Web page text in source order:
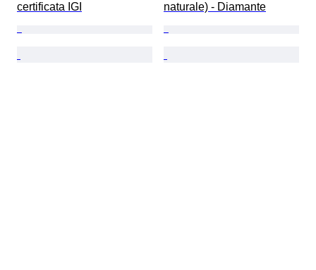
certificata IGI
naturale) - Diamante